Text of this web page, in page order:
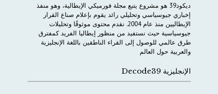
ديكود39 هو مشروع يتبع مجلة فورميكي الإيطالية، وهو منفذ
إخباري جيوسياسي وتحليلي رائد يقوم بإعلام صناع القرار
الإيطاليين منذ عام 2004. نقدم محتوى موثوقًا وتحليلات
جيوسياسية حيث نستفيد من منظور إيطاليا الفريد كمفترق
طرق عالمي للوصول إلى القراء الناطقين باللغة الإنجليزية
والعربية حول العالم
الإنجليزية Decode39